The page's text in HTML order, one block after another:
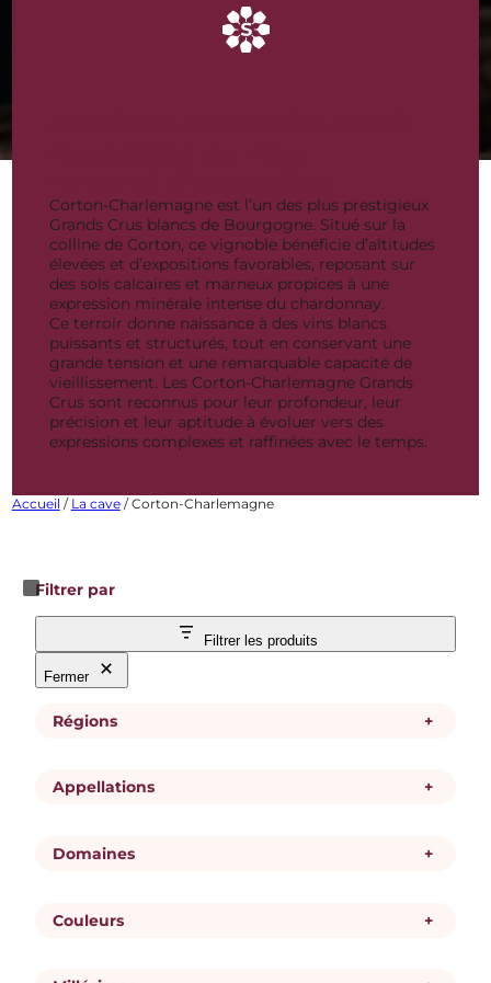
Corton-Charlemagne est l’un des plus prestigieux
Grands Crus blancs de Bourgogne. Situé sur la
colline de Corton, ce vignoble bénéficie d’altitudes
élevées et d’expositions favorables, reposant sur
des sols calcaires et marneux propices à une
expression minérale intense du chardonnay.
Ce terroir donne naissance à des vins blancs
puissants et structurés, tout en conservant une
grande tension et une remarquable capacité de
vieillissement. Les Corton-Charlemagne Grands
Crus sont reconnus pour leur profondeur, leur
précision et leur aptitude à évoluer vers des
expressions complexes et raffinées avec le temps.
Accueil / La cave/ Corton-Charlemagne
Filtrer par
Filtrer les produits
Fermer
Régions +
Appellations +
Domaines +
Domaine Georges Roumier
Couleurs +